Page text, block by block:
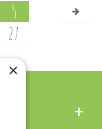
5
27
×